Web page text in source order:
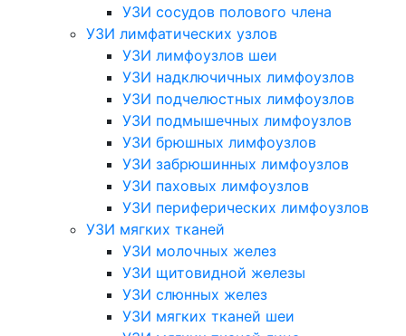
УЗИ сосудов полового члена
УЗИ лимфатических узлов
УЗИ лимфоузлов шеи
УЗИ надключичных лимфоузлов
УЗИ подчелюстных лимфоузлов
УЗИ подмышечных лимфоузлов
УЗИ брюшных лимфоузлов
УЗИ забрюшинных лимфоузлов
УЗИ паховых лимфоузлов
УЗИ периферических лимфоузлов
УЗИ мягких тканей
УЗИ молочных желез
УЗИ щитовидной железы
УЗИ слюнных желез
УЗИ мягких тканей шеи